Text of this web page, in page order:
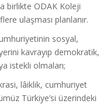
birlikte ODAK Koleji
ulaşması planlanır.
sosyal,
kavrayıp demokratik,
istekli olmaları;
lâiklik, cumhuriyet
Türkiye’si üzerindeki